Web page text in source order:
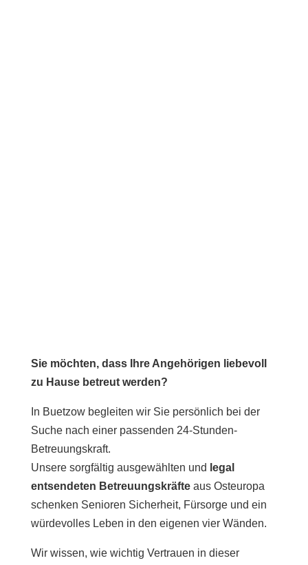
Sie möchten, dass Ihre Angehörigen liebevoll
zu Hause betreut werden?
In Buetzow begleiten wir Sie persönlich bei der
Suche nach einer passenden 24-Stunden-
Betreuungskraft.
Unsere sorgfältig ausgewählten und legal
entsendeten Betreuungskräfteaus Osteuropa
schenken Senioren Sicherheit, Fürsorge und ein
würdevolles Leben in den eigenen vier Wänden.
Wir wissen, wie wichtig Vertrauen in dieser